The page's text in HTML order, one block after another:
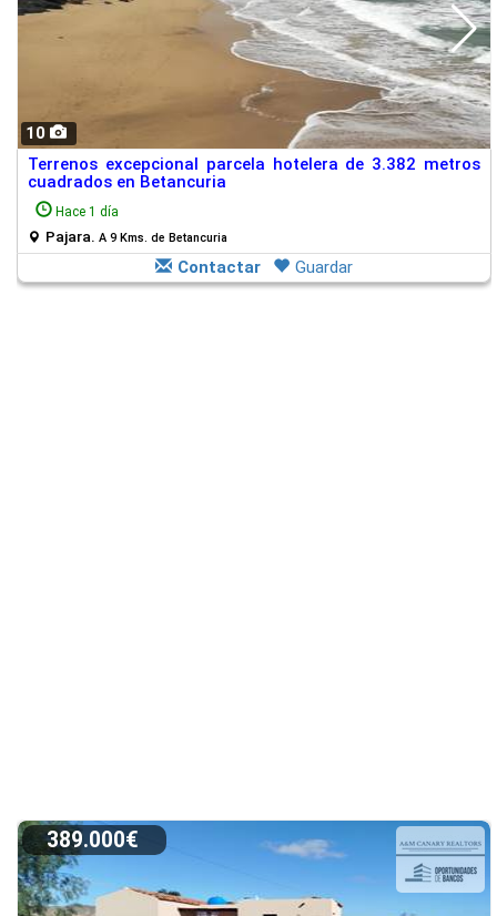
10
Terrenos excepcional parcela hotelera de 3.382 metros
cuadrados en Betancuria
Hace 1 día
Pajara. A 9 Kms. de Betancuria
Contactar Guardar
389.000€